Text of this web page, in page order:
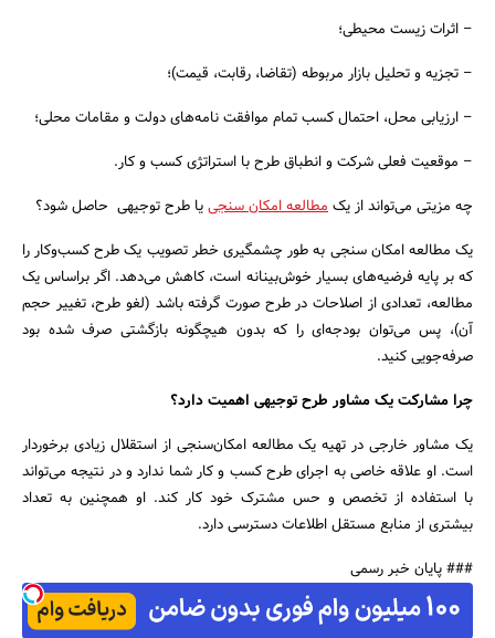
– اثرات زیست محیطی؛
– تجزیه و تحلیل بازار مربوطه (تقاضا، رقابت، قیمت)؛
– ارزیابی محل، احتمال کسب تمام موافقت نامه‌های دولت و مقامات محلی؛
– موقعیت فعلی شرکت و انطباق طرح با استراتژی کسب و کار.
چه مزیتی می‌تواند از یکمطالعه امکان سنجییا طرح توجیهی حاصل شود؟
یک مطالعه امکان سنجی به طور چشمگیری خطر تصویب یک طرح کسب‌وکار را
که بر پایه فرضیه‌های بسیار خوش‌بینانه است، کاهش می‌دهد. اگر براساس یک
مطالعه، تعدادی از اصلاحات در طرح صورت گرفته باشد (لغو طرح، تغییر حجم
آن)، پس می‌توان بودجه‌ای را که بدون هیچگونه بازگشتی صرف شده بود
صرفه‌جویی کنید.
چرا مشارکت یک مشاور طرح توجیهی اهمیت دارد؟
یک مشاور خارجی در تهیه یک مطالعه امکان‌سنجی از استقلال زیادی برخوردار
است. او علاقه خاصی به اجرای طرح کسب و کار شما ندارد و در نتیجه می‌تواند
با استفاده از تخصص و حس مشترک خود کار کند. او همچنین به تعداد
بیشتری از منابع مستقل اطلاعات دسترسی دارد.
### پایان خبر رسمی